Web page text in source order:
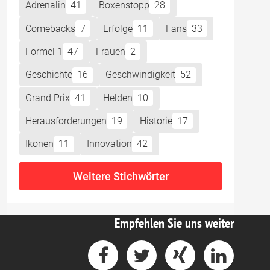
Adrenalin 41 Boxenstopp 28
Comebacks 7 Erfolge 11 Fans 33
Formel 1 47 Frauen 2
Geschichte 16 Geschwindigkeit 52
Grand Prix 41 Helden 10
Herausforderungen 19 Historie 17
Ikonen 11 Innovation 42
Weitere Stichwörter
Empfehlen Sie uns weiter